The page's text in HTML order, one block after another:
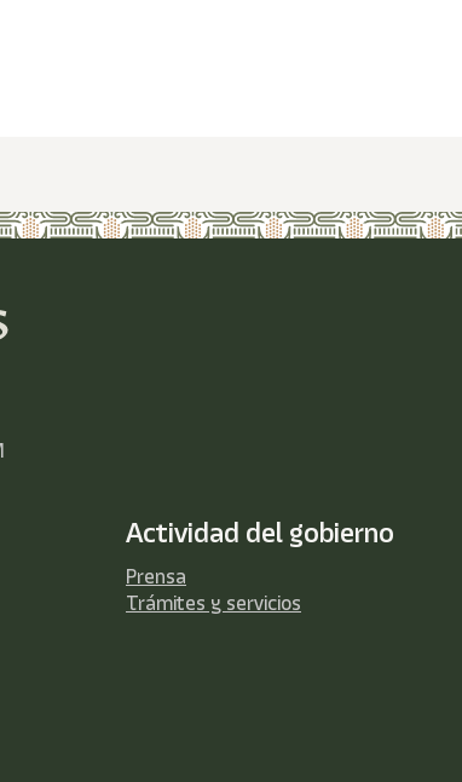
Actividad del gobierno
Prensa
Trámites y servicios